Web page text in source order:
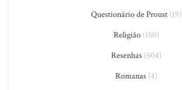
Questionário de Proust(19)
Religião(150)
Resenhas(504)
Romanas(4)